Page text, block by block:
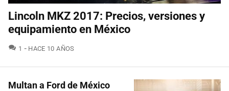
Lincoln MKZ 2017: Precios, versiones y
equipamiento en México
1 COMENTARIOS
HACE 10 AÑOS
Multan a Ford de México